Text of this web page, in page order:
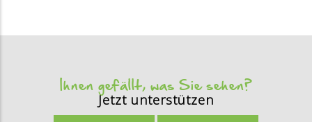
Ihnen gefällt, was Sie sehen?
Jetzt unterstützen